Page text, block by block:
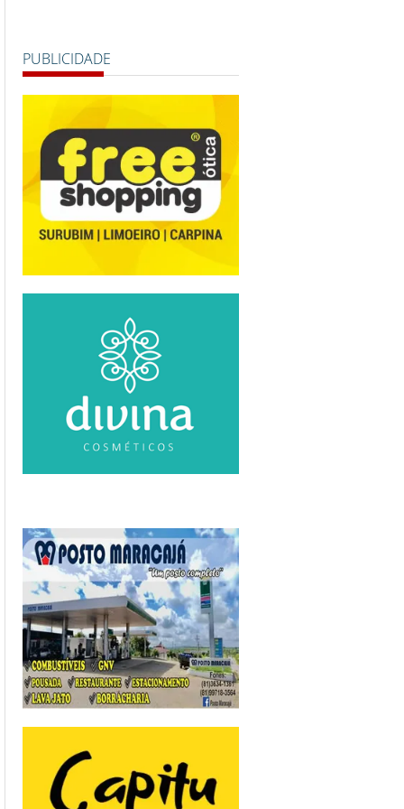
PUBLICIDADE